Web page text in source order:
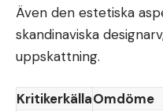
Även den estetiska
skandinaviska
uppskattning.
KritikerkällaOmdöme